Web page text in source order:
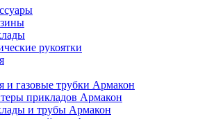
рукоятки
и газовые трубки Армакон
прикладов Армакон
и трубы Армакон